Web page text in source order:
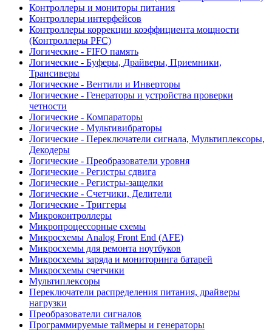
Контроллеры и мониторы питания
Контроллеры интерфейсов
Контроллеры коррекции коэффициента мощности
(Контроллеры PFC)
Логические - FIFO память
Логические - Буферы, Драйверы, Приемники,
Трансиверы
Логические - Вентили и Инверторы
Логические - Генераторы и устройства проверки
четности
Логические - Компараторы
Логические - Мультивибраторы
Логические - Переключатели сигнала, Мультиплексоры,
Декодеры
Логические - Преобразователи уровня
Логические - Регистры сдвига
Логические - Регистры-защелки
Логические - Счетчики, Делители
Логические - Триггеры
Микроконтроллеры
Микропроцессорные схемы
Микросхемы Analog Front End (AFE)
Микросхемы для ремонта ноутбуков
Микросхемы заряда и мониторинга батарей
Микросхемы счетчики
Мультиплексоры
Переключатели распределения питания, драйверы
нагрузки
Преобразователи сигналов
Программируемые таймеры и генераторы